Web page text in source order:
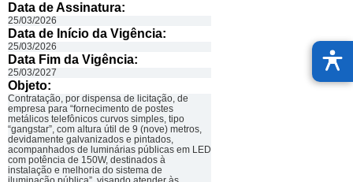
Data de Assinatura:
25/03/2026
Data de Início da Vigência:
25/03/2026
Data Fim da Vigência:
25/03/2027
Objeto:
Contratação, por dispensa de licitação, de
empresa para “fornecimento de postes
metálicos telefônicos curvos simples, tipo
“gangstar”, com altura útil de 9 (nove) metros,
devidamente galvanizados e pintados,
acompanhados de luminárias públicas em LED
com potência de 150W, destinados à
instalação e melhoria do sistema de